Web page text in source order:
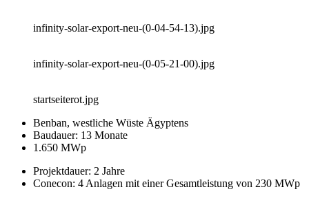
infinity-solar-export-neu-(0-04-54-13).jpg
infinity-solar-export-neu-(0-05-21-00).jpg
startseiterot.jpg
Benban, westliche Wüste Ägyptens
Baudauer: 13 Monate
1.650 MWp
Projektdauer: 2 Jahre
Conecon: 4 Anlagen mit einer Gesamtleistung von 230 MWp